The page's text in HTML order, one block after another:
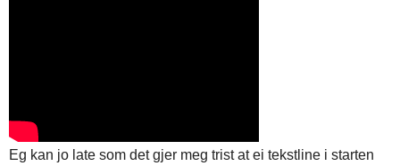
Eg kan jo late som det gjer meg trist at ei tekstline i starten